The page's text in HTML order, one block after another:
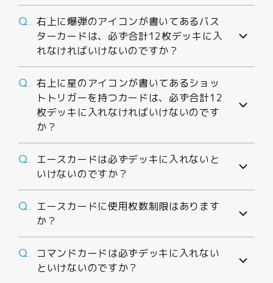
商品情報
カード検索・デッキ構築
デッキ検索
おすすめデッキ
取扱店舗一覧
Q. 右上に爆弾のアイコンが書いてあるバス
ターカードは、必ず合計12枚デッキに入
れなければいけないのですか？
Q. 右上に星のアイコンが書いてあるショッ
トトリガーを持つカードは、必ず合計12
枚デッキに入れなければいけないのです
か？
Q. エースカードは必ずデッキに入れないと
いけないのですか？
Q. エースカードに使用枚数制限はあります
か？
Q.
コマンドカードは必ずデッキに入れない
といけないのですか？